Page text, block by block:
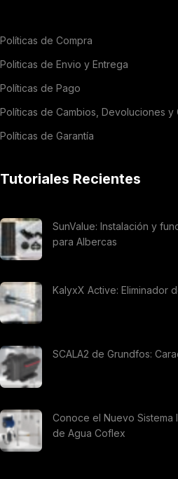
Políticas de Compra
Politicas de Envio y Entrega
Políticas de Pago
Políticas de Cambios, Devoluciones y
Políticas de Garantía
Tutoriales Recientes
SunValue: Instalación y
para Albercas
KalyxX Active: Eliminador
SCALA2 de Grundfos:
Conoce el Nuevo Sistema
de Agua Coflex